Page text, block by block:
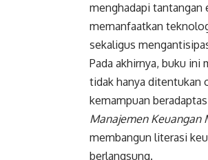
menghadapi tantangan
memanfaatkan
sekaligus
Pada akhirnya, buku ini
tidak hanya ditentukan
kemampuan
Manajemen Keuangan
membangun literasi
berlangsung.